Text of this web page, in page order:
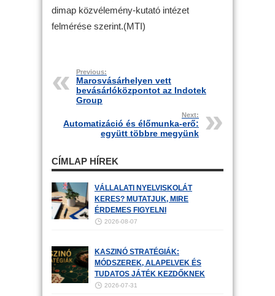
dimap közvélemény-kutató intézet
felmérése szerint.(MTI)
Previous:
Marosvásárhelyen vett
bevásárlóközpontot az Indotek
Group
Next:
Automatizáció és élőmunka-erő:
együtt többre megyünk
CÍMLAP HÍREK
VÁLLALATI NYELVISKOLÁT
KERES? MUTATJUK, MIRE
ÉRDEMES FIGYELNI
2026-08-07
KASZINÓ STRATÉGIÁK:
MÓDSZEREK, ALAPELVEK ÉS
TUDATOS JÁTÉK KEZDŐKNEK
2026-07-31